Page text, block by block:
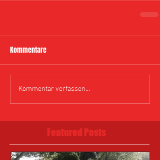
Kommentare
Kommentar verfassen...
Featured Posts